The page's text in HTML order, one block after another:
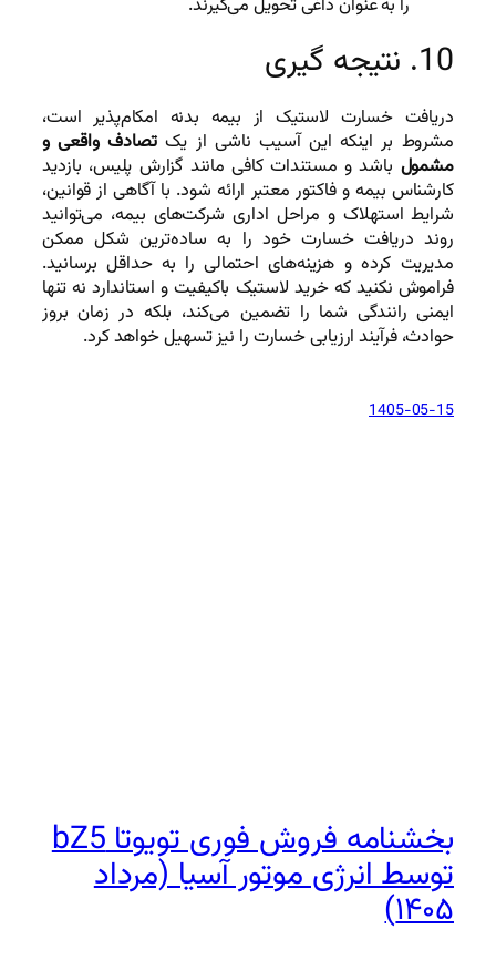
10. نتیجه گیری
دریافت خسارت لاستیک از بیمه بدنه امکام‌پذیر است،
مشروط بر اینکه این آسیب ناشی از یکتصادف واقعی و
مشمول باشد و مستندات کافی مانند گزارش پلیس، بازدید
کارشناس بیمه و فاکتور معتبر ارائه شود. با آگاهی از قوانین،
شرایط استهلاک و مراحل اداری شرکت‌های بیمه، می‌توانید
روند دریافت خسارت خود را به ساده‌ترین شکل ممکن
مدیریت کرده و هزینه‌های احتمالی را به حداقل برسانید.
فراموش نکنید که خرید لاستیک باکیفیت و استاندارد نه تنها
ایمنی رانندگی شما را تضمین می‌کند، بلکه در زمان بروز
حوادث، فرآیند ارزیابی خسارت را نیز تسهیل خواهد کرد.
1405-05-15
بخشنامه فروش فوری تویوتا bZ5
توسط انرژی موتور آسیا (مرداد
۱۴۰۵)